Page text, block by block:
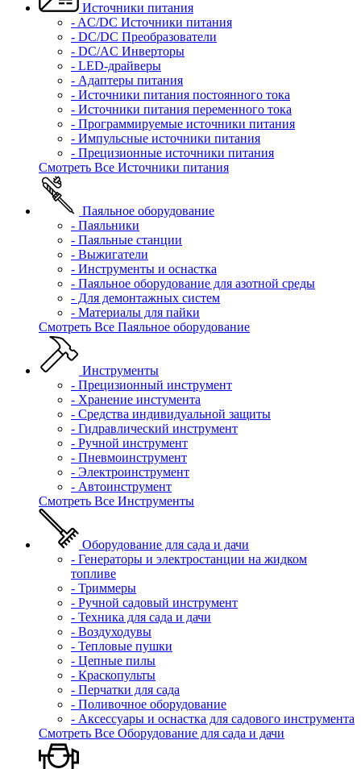
Источники питания
- AC/DC Источники питания
- DC/DC Преобразователи
- DC/AC Инверторы
- LED-драйверы
- Адаптеры питания
- Источники питания постоянного тока
- Источники питания переменного тока
- Программируемые источники питания
- Импульсные источники питания
- Прецизионные источники питания
Смотреть Все Источники питания
Паяльное оборудование
- Паяльники
- Паяльные станции
- Выжигатели
- Инструменты и оснастка
- Паяльное оборудование для азотной среды
- Для демонтажных систем
- Материалы для пайки
Смотреть Все Паяльное оборудование
Инструменты
- Прецизионный инструмент
- Хранение инстумента
- Средства индивидуальной защиты
- Гидравлический инструмент
- Ручной инструмент
- Пневмоинструмент
- Электроинструмент
- Автоинструмент
Смотреть Все Инструменты
Оборудование для сада и дачи
- Генераторы и электростанции на жидком
топливе
- Триммеры
- Ручной садовый инструмент
- Техника для сада и дачи
- Воздуходувы
- Тепловые пушки
- Цепные пилы
- Краскопульты
- Перчатки для сада
- Поливочное оборудование
- Аксессуары и оснастка для садового инструмента
Смотреть Все Оборудование для сада и дачи